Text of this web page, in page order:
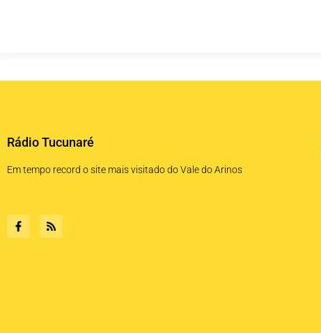
Rádio Tucunaré
Em tempo record o site mais visitado do Vale do Arinos